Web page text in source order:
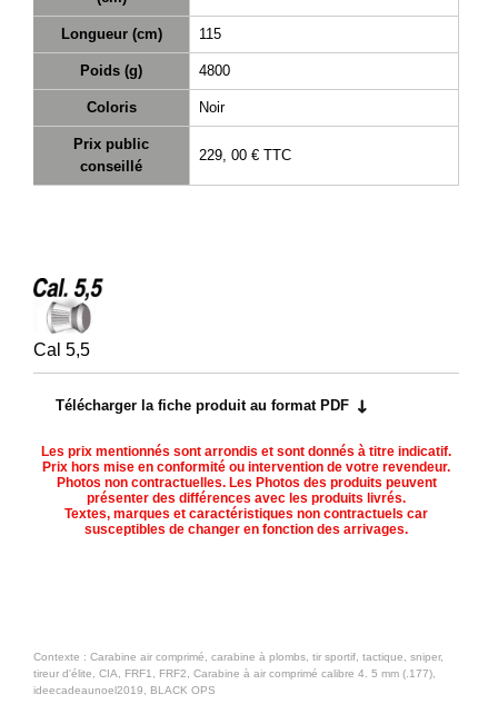
Longueur (cm) 115
Poids (g) 4800
Coloris Noir
Prix public
conseillé
229, 00 € TTC
Cal 5,5
Télécharger la fiche produit au format PDF
Les prix mentionnés sont arrondis et sont donnés à titre indicatif.
Prix hors mise en conformité ou intervention de votre revendeur.
Photos non contractuelles. Les Photos des produits peuvent
présenter des différences avec les produits livrés.
Textes, marques et caractéristiques non contractuels car
susceptibles de changer en fonction des arrivages.
Contexte : Carabine air comprimé, carabine à plombs, tir sportif, tactique, sniper,
tireur d'élite, CIA, FRF1, FRF2, Carabine à air comprimé calibre 4. 5 mm (.177),
ideecadeaunoel2019, BLACK OPS